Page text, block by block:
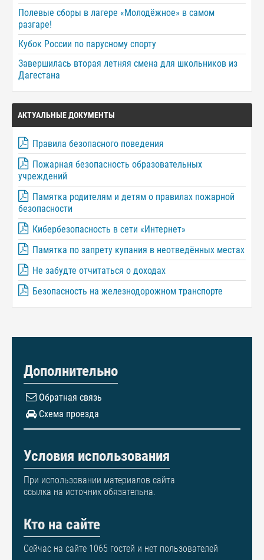
Полевые сборы в лагере «Молодёжное» в самом
разгаре!
Кубок России по парусному спорту
Завершилась вторая летняя смена для школьников из
Дагестана
АКТУАЛЬНЫЕ ДОКУМЕНТЫ
Правила безопасного поведения
Пожарная безопасность образовательных
учреждений
Памятка родителям и детям о правилах пожарной
безопасности
Кибербезопасность в сети «Интернет»
Памятка по запрету купания в неотведённых местах
Не забудте отчитаться о доходах
Безопасность на железнодорожном транспорте
Дополнительно
Обратная связь
Схема проезда
Условия использования
При использовании материалов сайта
ссылка на источник обязательна.
Кто на сайте
Сейчас на сайте 1065 гостей и нет пользователей